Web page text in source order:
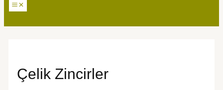
Çelik Zincirler